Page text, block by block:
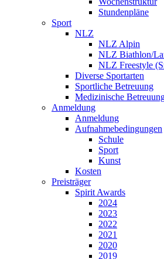
Stundenpläne
Sport
NLZ
NLZ Alpin
NLZ Biathlon/
NLZ Freestyle
Diverse Sportarten
Sportliche Betreuung
Medizinische
Anmeldung
Anmeldung
Aufnahmebedingungen
Schule
Sport
Kunst
Kosten
Preisträger
Spirit Awards
2024
2023
2022
2021
2020
2019